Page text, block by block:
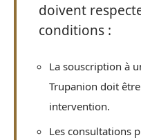
doivent
conditions :
La souscription à
Trupanion doit
intervention.
Les consultations